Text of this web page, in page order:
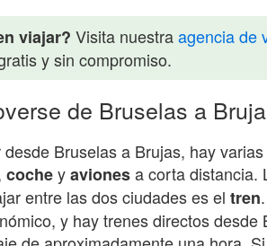
viajar? Visita nuestraagencia de
y sin compromiso.
de Bruselas a
Bruselas a Brujas, hay
cocheyavionesa corta distancia.
entre las dos ciudades es el tren
y hay trenes directos desde